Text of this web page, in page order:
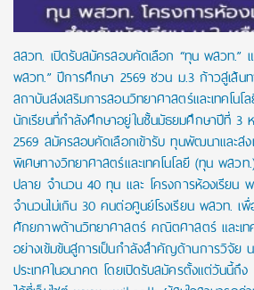
สสวท. เปิดรับสมัครสอบคัดเลือก “ทุน พสวท.” แ
พสวท.” ปีการศึกษา 2569 ชวน ม.3 ก้าวสู่เส้น
สถาบันส่งเสริมการสอนวิทยาศาสตร์และเทคโน
นักเรียนที่กำลังศึกษาอยู่ในชั้นมัธยมศึกษาปีที่ 3
2569 สมัครสอบคัดเลือกเข้ารับ ทุนพัฒนาและส่
พิเศษทางวิทยาศาสตร์และเทคโนโลยี (ทุน พสว
ปลาย จำนวน 40 ทุน และ โครงการห้องเรียน
จำนวนไม่เกิน 30 คนต่อศูนย์โรงเรียน พสวท. เพื่
ศักยภาพด้านวิทยาศาสตร์ คณิตศาสตร์ และเท
อย่างเข้มข้นสู่การเป็นกำลังสำคัญด้านการวิจั
ประเทศในอนาคต โดยเปิดรับสมัครตั้งแต่วันนี้ถึ